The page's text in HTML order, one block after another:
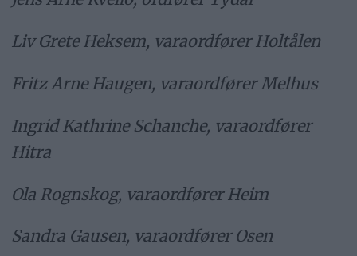
Liv Grete Heksem, varaordfører Holtålen
Fritz Arne Haugen, varaordfører Melhus
Ingrid Kathrine Schanche, varaordfører
Hitra
Ola Rognskog, varaordfører Heim
Sandra Gausen, varaordfører Osen